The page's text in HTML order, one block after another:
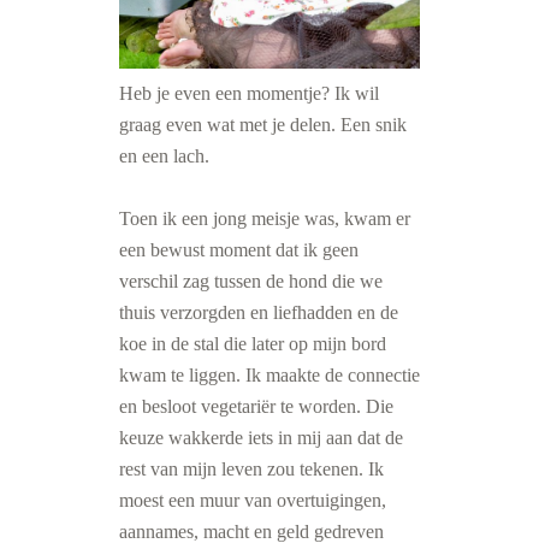
Heb je even een momentje? Ik wil
graag even wat met je delen. Een snik
en een lach.
Toen ik een jong meisje was, kwam er
een bewust moment dat ik geen
verschil zag tussen de hond die we
thuis verzorgden en liefhadden en de
koe in de stal die later op mijn bord
kwam te liggen. Ik maakte de connectie
en besloot vegetariër te worden. Die
keuze wakkerde iets in mij aan dat de
rest van mijn leven zou tekenen. Ik
moest een muur van overtuigingen,
aannames, macht en geld gedreven